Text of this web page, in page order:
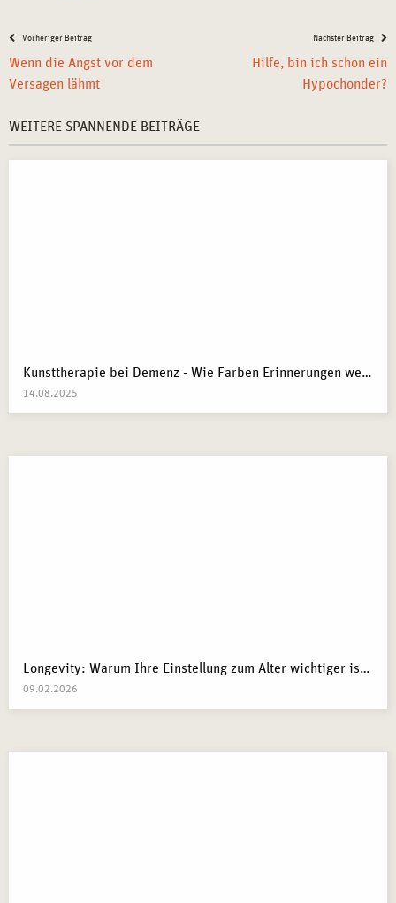
Vorheriger Beitrag
Wenn die Angst vor dem
Versagen lähmt
Nächster Beitrag
Hilfe, bin ich schon ein
Hypochonder?
WEITERE SPANNENDE BEITRÄGE
Kunsttherapie bei Demenz - Wie Farben Erinnerungen wecken
14.08.2025
Longevity: Warum Ihre Einstellung zum Alter wichtiger ist als Ihre Gene
09.02.2026